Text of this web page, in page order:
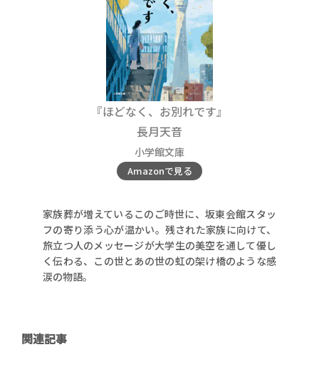
『ほどなく、お別れです』
長月天音
小学館文庫
Amazonで見る
家族葬が増えているこのご時世に、坂東会館スタッ
フの寄り添う心が温かい。残された家族に向けて、
旅立つ人のメッセージが大学生の美空を通して優し
く伝わる、この世とあの世の虹の架け橋のような感
涙の物語。
関連記事